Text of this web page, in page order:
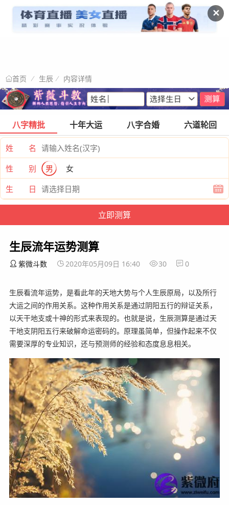
✕
首页 生辰 内容详情
八字精批 十年大运 八字合婚 六道轮回
姓 名
性 别
男
女
生 日
生辰流年运势测算
紫微斗数 2020年05月09日 16:40 30 0
生辰看流年运势，是看此年的天地大势与个人生辰原局，以及所行
大运之间的作用关系。这种作用关系是通过阴阳五行的辩证关系，
以天干地支或十神的形式来表现的。也就是说，生辰测算是通过天
干地支阴阳五行来破解命运密码的。原理虽简单，但操作起来不仅
需要深厚的专业知识，还与预测师的经验和态度息息相关。